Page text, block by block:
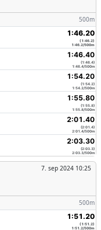
500m
1:46.20
(1:46.2)
1:46.2/500m
1:46.40
(1:46.4)
1:46.4/500m
1:54.20
(1:54.2)
1:54.2/500m
1:55.80
(1:55.8)
1:55.8/500m
2:01.40
(2:01.4)
2:01.4/500m
2:03.30
(2:03.3)
2:03.3/500m
7. sep 2024 10:25
500m
1:51.20
(1:51.2)
1:51.2/500m